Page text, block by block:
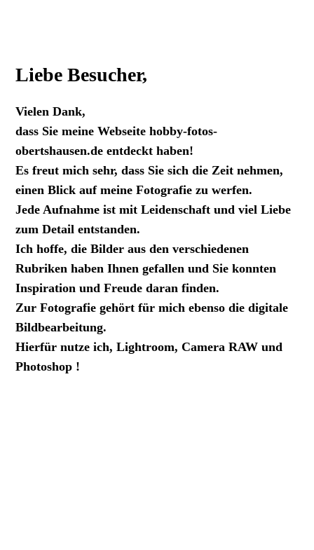
Liebe Besucher,
Vielen Dank,
dass Sie meine Webseite hobby-fotos-
obertshausen.de entdeckt haben!
Es freut mich sehr, dass Sie sich die Zeit nehmen,
einen Blick auf meine Fotografie zu werfen.
Jede Aufnahme ist mit Leidenschaft und viel Liebe
zum Detail entstanden.
Ich hoffe, die Bilder aus den verschiedenen
Rubriken haben Ihnen gefallen und Sie konnten
Inspiration und Freude daran finden.
Zur Fotografie gehört für mich ebenso die digitale
Bildbearbeitung.
Hierfür nutze ich, Lightroom, Camera RAW und
Photoshop !